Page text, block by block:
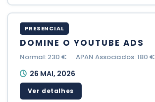
PRESENCIAL
DOMINE O YOUTUBE ADS
Normal: 230 € APAN Associados: 180 €
26 MAI, 2026
Ver detalhes